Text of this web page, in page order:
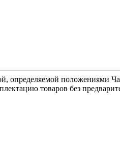
определяемой положениями
товаров без